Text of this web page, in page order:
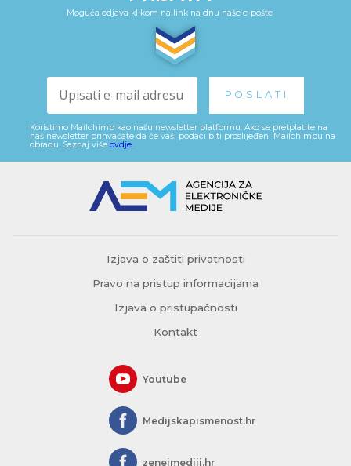
Moguća odjava klikom na link na dnu naše e-pošte
Koristimo Mailchimp kao našu newsletter platformu. Ako se pretplatite na
naš newsletter prihvaćate da će vaši podaci biti proslijeđeni Mailchimpu na
obradu. Saznaj više ovdje
Izjava o zaštiti privatnosti
Pravo na pristup informacijama
Izjava o pristupačnosti
Kontakt
Youtube
Medijskapismenost.hr
zeneimediji.hr